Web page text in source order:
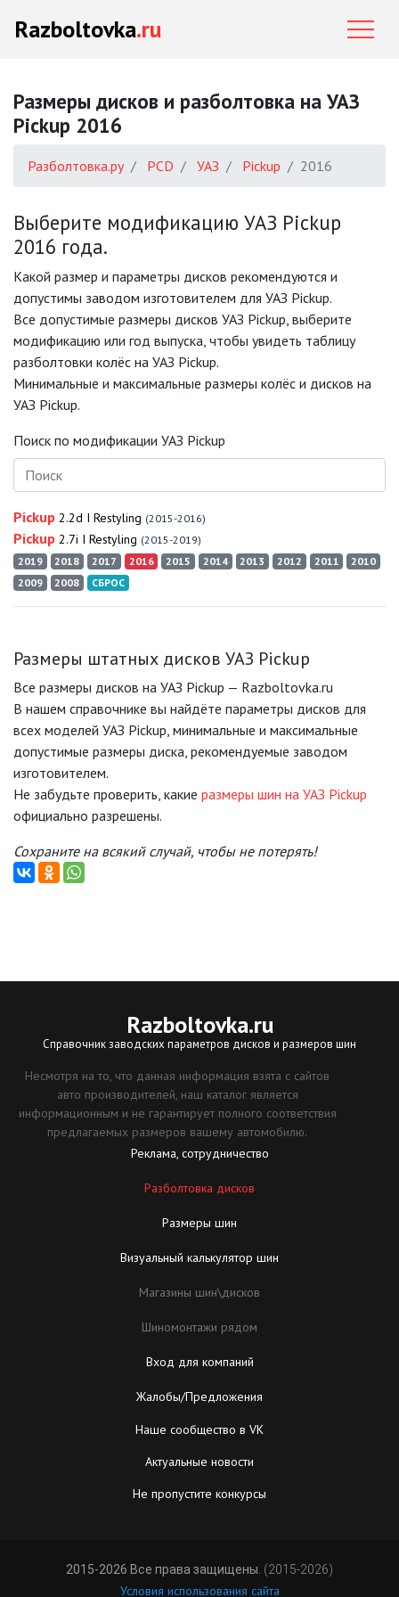
Razboltovka.ru
Размеры дисков и разболтовка на УАЗ
Pickup 2016
Разболтовка.ру PCD УАЗ Pickup 2016
Выберите модификацию УАЗ Pickup
2016 года.
Какой размер и параметры дисков рекомендуются и
допустимы заводом изготовителем для УАЗ Pickup.
Все допустимые размеры дисков УАЗ Pickup, выберите
модификацию или год выпуска, чтобы увидеть таблицу
разболтовки колёс на УАЗ Pickup.
Минимальные и максимальные размеры колёс и дисков на
УАЗ Pickup.
Поиск по модификации УАЗ Pickup
Pickup 2.2d I Restyling (2015-2016)
Pickup 2.7i I Restyling (2015-2019)
2019
2018 2017 2016 2015 2014 2013 2012 2011
2010
2009
2008 СБРОС
Размеры штатных дисков УАЗ Pickup
Все размеры дисков на УАЗ Pickup — Razboltovka.ru
В нашем справочнике вы найдёте параметры дисков для
всех моделей УАЗ Pickup, минимальные и максимальные
допустимые размеры диска, рекомендуемые заводом
изготовителем.
Не забудьте проверить, какие размеры шин на УАЗ Pickup
официально разрешены.
Сохраните на всякий случай, чтобы не потерять!
Razboltovka.ru
Справочник заводских параметров дисков и размеров шин
Несмотря на то, что данная информация взята с сайтов
авто производителей, наш каталог является
информационным и не гарантирует полного соответствия
предлагаемых размеров вашему автомобилю.
Реклама, сотрудничество
Разболтовка дисков
Размеры шин
Визуальный калькулятор шин
Магазины шин\дисков
Шиномонтажи рядом
Вход для компаний
Жалобы/Предложения
Наше сообщество в VK
Актуальные новости
Не пропустите конкурсы
2015-2026 Все права защищены. (2015-2026)
Условия использования сайта